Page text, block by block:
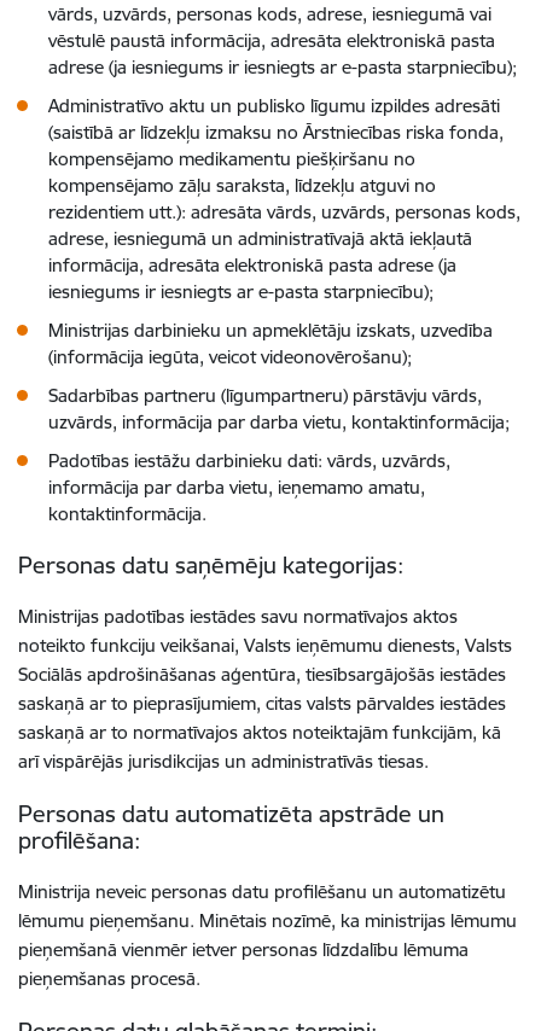
vārds, uzvārds, personas kods, adrese, iesniegumā vai
vēstulē paustā informācija, adresāta elektroniskā pasta
adrese (ja iesniegums ir iesniegts ar e-pasta starpniecību);
Administratīvo aktu un publisko līgumu izpildes adresāti
(saistībā ar līdzekļu izmaksu no Ārstniecības riska fonda,
kompensējamo medikamentu piešķiršanu no
kompensējamo zāļu saraksta, līdzekļu atguvi no
rezidentiem utt.): adresāta vārds, uzvārds, personas kods,
adrese, iesniegumā un administratīvajā aktā iekļautā
informācija, adresāta elektroniskā pasta adrese (ja
iesniegums ir iesniegts ar e-pasta starpniecību);
Ministrijas darbinieku un apmeklētāju izskats, uzvedība
(informācija iegūta, veicot videonovērošanu);
Sadarbības partneru (līgumpartneru) pārstāvju vārds,
uzvārds, informācija par darba vietu, kontaktinformācija;
Padotības iestāžu darbinieku dati: vārds, uzvārds,
informācija par darba vietu, ieņemamo amatu,
kontaktinformācija.
Personas datu saņēmēju kategorijas:
Ministrijas padotības iestādes savu normatīvajos aktos
noteikto funkciju veikšanai, Valsts ieņēmumu dienests, Valsts
Sociālās apdrošināšanas aģentūra, tiesībsargājošās iestādes
saskaņā ar to pieprasījumiem, citas valsts pārvaldes iestādes
saskaņā ar to normatīvajos aktos noteiktajām funkcijām, kā
arī vispārējās jurisdikcijas un administratīvās tiesas.
Personas datu automatizēta apstrāde un
profilēšana:
Ministrija neveic personas datu profilēšanu un automatizētu
lēmumu pieņemšanu. Minētais nozīmē, ka ministrijas lēmumu
pieņemšanā vienmēr ietver personas līdzdalību lēmuma
pieņemšanas procesā.